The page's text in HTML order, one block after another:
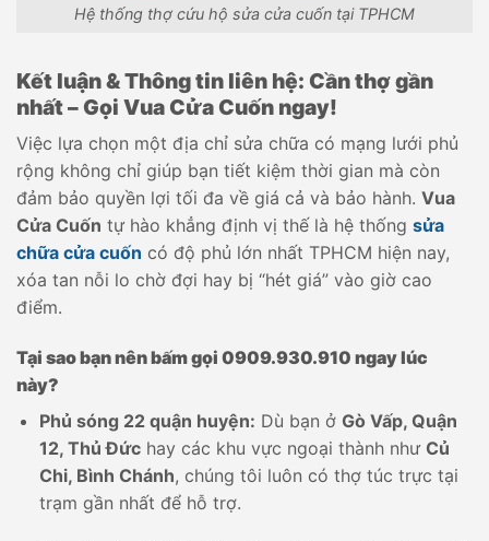
Hệ thống thợ cứu hộ sửa cửa cuốn tại TPHCM
Kết luận & Thông tin liên hệ: Cần thợ gần
nhất – Gọi Vua Cửa Cuốn ngay!
Việc lựa chọn một địa chỉ sửa chữa có mạng lưới phủ
rộng không chỉ giúp bạn tiết kiệm thời gian mà còn
đảm bảo quyền lợi tối đa về giá cả và bảo hành. Vua
Cửa Cuốn tự hào khẳng định vị thế là hệ thống sửa
chữa cửa cuốn có độ phủ lớn nhất TPHCM hiện nay,
xóa tan nỗi lo chờ đợi hay bị “hét giá” vào giờ cao
điểm.
Tại sao bạn nên bấm gọi 0909.930.910 ngay lúc
này?
Phủ sóng 22 quận huyện: Dù bạn ở Gò Vấp, Quận
12, Thủ Đứchay các khu vực ngoại thành như Củ
Chi, Bình Chánh, chúng tôi luôn có thợ túc trực tại
trạm gần nhất để hỗ trợ.